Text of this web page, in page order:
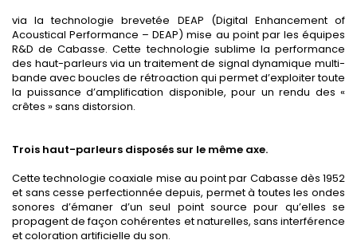
via la technologie brevetée DEAP (Digital Enhancement of
Acoustical Performance – DEAP) mise au point par les équipes
R&D de Cabasse. Cette technologie sublime la performance
des haut-parleurs via un traitement de signal dynamique multi-
bande avec boucles de rétroaction qui permet d’exploiter toute
la puissance d’amplification disponible, pour un rendu des «
crêtes » sans distorsion.
Trois haut-parleurs disposés sur le même axe.
Cette technologie coaxiale mise au point par Cabasse dès 1952
et sans cesse perfectionnée depuis, permet à toutes les ondes
sonores d’émaner d’un seul point source pour qu’elles se
propagent de façon cohérentes et naturelles, sans interférence
et coloration artificielle du son.